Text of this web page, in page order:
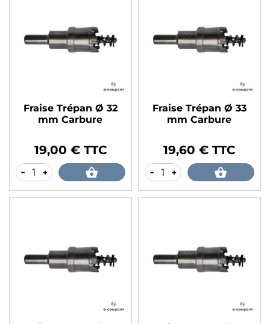
Fraise Trépan Ø 32
mm Carbure
19,00 € TTC
- +
Fraise Trépan Ø 33
mm Carbure
19,60 € TTC
- +